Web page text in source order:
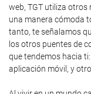
web, TGT utiliza otros
una manera cómoda
tanto, te señalamos
los otros puentes de
que tendemos hacia
aplicación móvil, y